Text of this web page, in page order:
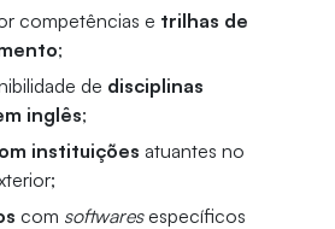
competências e trilhas de
;
de disciplinas
inglês;
instituições atuantes no
com softwaresespecíficos